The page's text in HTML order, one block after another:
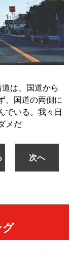
は、国道から
、国道の両側に
でいる。我々日
メだ
次へ
グ